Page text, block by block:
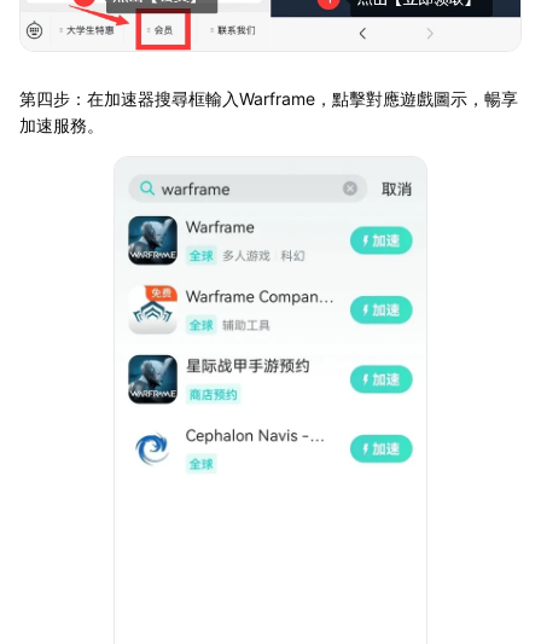
第四步：在加速器搜尋框輸入Warframe，點擊對應遊戲圖示，暢享
加速服務。